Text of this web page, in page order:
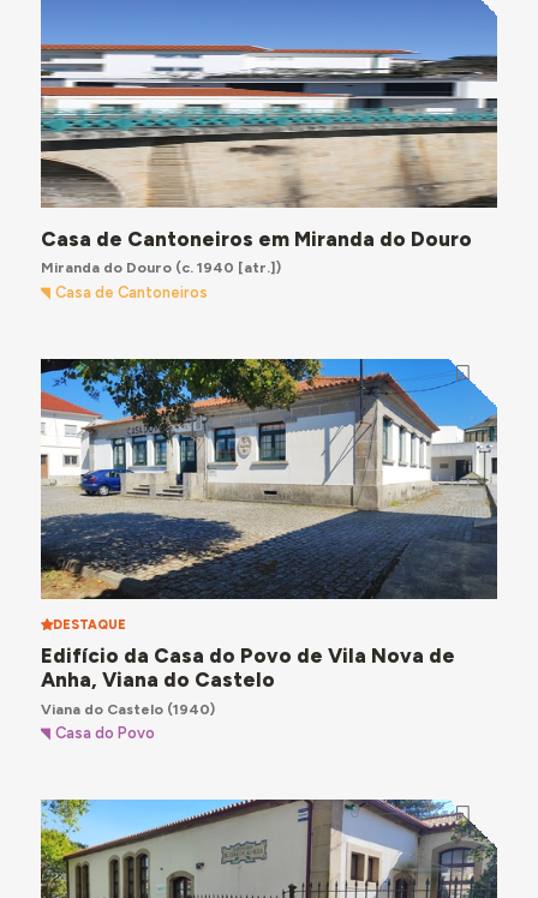
Casa de Cantoneiros em Miranda do Douro
Miranda do Douro(c. 1940 [atr.])
Casa de Cantoneiros
DESTAQUE
Edifício da Casa do Povo de Vila Nova de
Anha, Viana do Castelo
Viana do Castelo(1940)
Casa do Povo